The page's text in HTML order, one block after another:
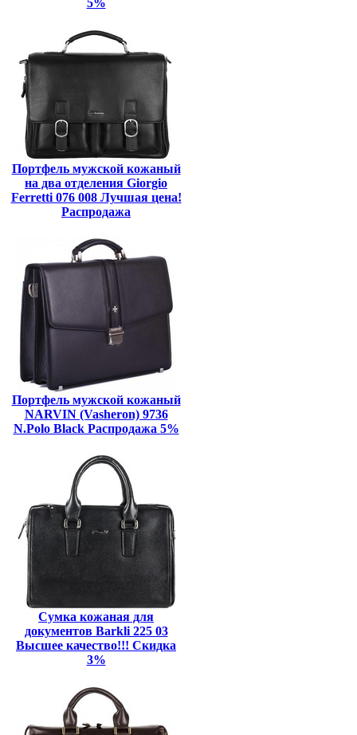
5%
Портфель мужской кожаный
на два отделения Giorgio
Ferretti 076 008 Лучшая цена!
Распродажа
Портфель мужской кожаный
NARVIN (Vasheron) 9736
N.Polo Black Распродажа 5%
Сумка кожаная для
документов Barkli 225 03
Высшее качество!!! Скидка
3%